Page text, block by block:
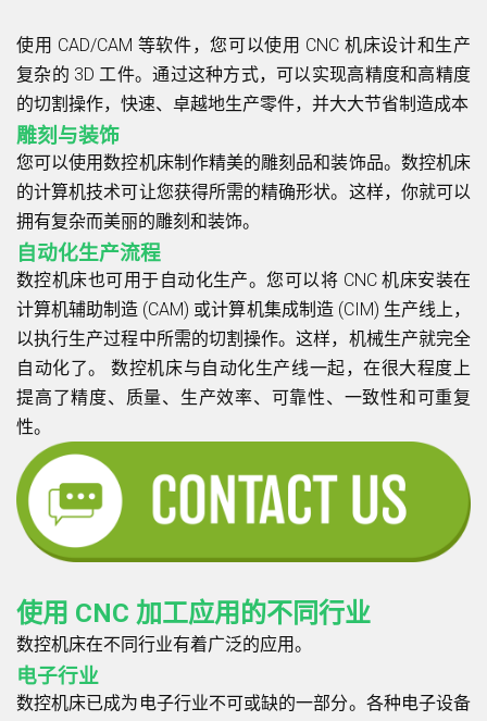
使用 CAD/CAM 等软件，您可以使用 CNC 机床设计和生产
复杂的 3D 工件。通过这种方式，可以实现高精度和高精度
的切割操作，快速、卓越地生产零件，并大大节省制造成本
雕刻与装饰
您可以使用数控机床制作精美的雕刻品和装饰品。数控机床
的计算机技术可让您获得所需的精确形状。这样，你就可以
拥有复杂而美丽的雕刻和装饰。
自动化生产流程
数控机床也可用于自动化生产。您可以将 CNC 机床安装在
计算机辅助制造 (CAM) 或计算机集成制造 (CIM) 生产线上，
以执行生产过程中所需的切割操作。这样，机械生产就完全
自动化了。 数控机床与自动化生产线一起，在很大程度上
提高了精度、质量、生产效率、可靠性、一致性和可重复
性。
使用 CNC 加工应用的不同行业
数控机床在不同行业有着广泛的应用。
电子行业
数控机床已成为电子行业不可或缺的一部分。各种电子设备